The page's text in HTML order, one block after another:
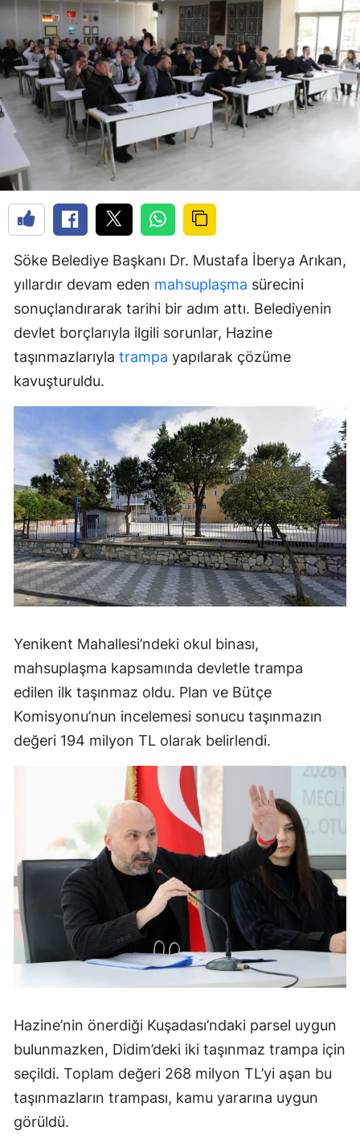
Söke Belediye Başkanı Dr. Mustafa İberya Arıkan,
yıllardır devam eden mahsuplaşma sürecini
sonuçlandırarak tarihi bir adım attı. Belediyenin
devlet borçlarıyla ilgili sorunlar, Hazine
taşınmazlarıyla trampa yapılarak çözüme
kavuşturuldu.
Yenikent Mahallesi’ndeki okul binası,
mahsuplaşma kapsamında devletle trampa
edilen ilk taşınmaz oldu. Plan ve Bütçe
Komisyonu’nun incelemesi sonucu taşınmazın
değeri 194 milyon TL olarak belirlendi.
Hazine’nin önerdiği Kuşadası’ndaki parsel uygun
bulunmazken, Didim’deki iki taşınmaz trampa için
seçildi. Toplam değeri 268 milyon TL’yi aşan bu
taşınmazların trampası, kamu yararına uygun
görüldü.